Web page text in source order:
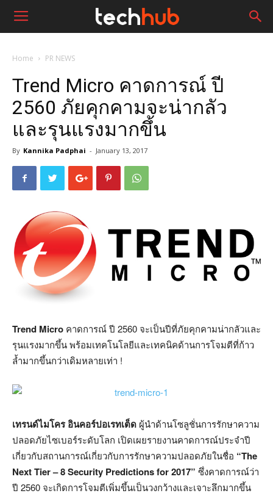
Home PR NEWS
Trend Micro คาดการณ์ ปี
2560 ภัยคุกคามจะน่ากลัว
และรุนแรงมากขึ้น
By Kannika Padphai - January 13, 2017
Trend Micro คาดการณ์ ปี 2560 จะเป็นปีที่ภัยคุกคามน่ากลัวและ
รุนแรงมากขึ้น พร้อมเทคโนโลยีและเทคนิคด้านการโจมตีที่ก้าว
ล้ำมากขึ้นกว่าเดิมหลายเท่า !
เทรนด์ไมโคร อินคอร์ปอเรทเต็ด ผู้นำด้านโซลูชั่นการรักษาความ
ปลอดภัยไซเบอร์ระดับโลก เปิดเผยรายงานคาดการณ์ประจำปี
เกี่ยวกับสถานการณ์เกี่ยวกับการรักษาความปลอดภัยในชื่อ “The
Next Tier – 8 Security Predictions for 2017” ซึ่งคาดการณ์ว่า
ปี 2560 จะเกิดการโจมตีเพิ่มขึ้นเป็นวงกว้างและเจาะลึกมากขึ้น